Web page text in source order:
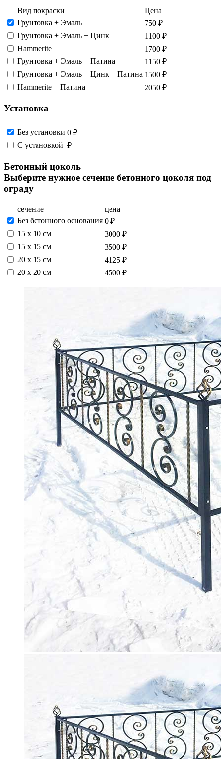
Вид покраски
Цена
Грунтовка + Эмаль
750 ₽
Грунтовка​ + Эмаль + Цинк
1100 ₽
Hammerite
1700 ₽
Грунтовка + Эмаль​ + Патина
1150 ₽
Грунтовка​ + Эмаль + Цинк + Патина 1500 ₽
Hammerite + Патина
2050 ₽
Установка
Без установки 0 ₽
С установкой ₽
Бетонный цоколь
Выберите нужное сечение бетонного цоколя под
ограду
сечение
цена
Без бетонного основания 0 ₽
15 х 10 см
3000 ₽
15 x 15 см
3500 ₽
20 x 15 см
4125 ₽
20 x 20 см
4500 ₽